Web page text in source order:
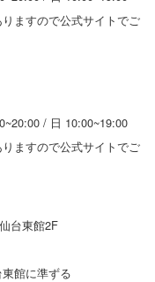
ますので公式サイトでご
/ 日 10:00~19:00
ますので公式サイトでご
台東館2F
館に準ずる